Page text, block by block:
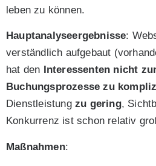
leben zu können.
Hauptanalyseergebnisse:
verständlich aufgebaut
hat den
Interessenten nicht
Buchungsprozesse zu
Dienstleistung zu gering,
Konkurrenz ist schon relativ
Maßnahmen: